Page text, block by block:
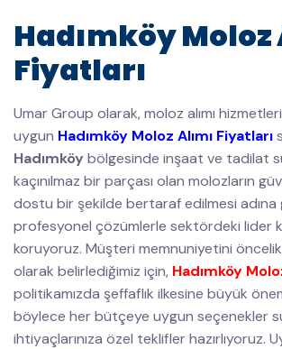
Hadımköy Moloz
Fiyatları
Umar Group olarak, moloz alımı
uygun Hadımköy Moloz Alımı Fiyatları
Hadımköy bölgesinde inşaat ve tadilat
kaçınılmaz bir parçası olan molozların
dostu bir şekilde bertaraf edilmesi adına
profesyonel çözümlerle sektördeki lider
koruyoruz. Müşteri memnuniyetini
olarak belirlediğimiz için, Hadımköy
politikamızda şeffaflık ilkesine büyük
böylece her bütçeye uygun seçenekler
ihtiyaçlarınıza özel teklifler hazırlıyoruz.